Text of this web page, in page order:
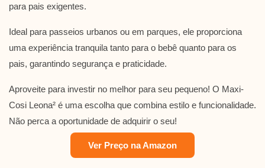
para pais exigentes.
Ideal para passeios urbanos ou em parques, ele proporciona
uma experiência tranquila tanto para o bebê quanto para os
pais, garantindo segurança e praticidade.
Aproveite para investir no melhor para seu pequeno! O Maxi-
Cosi Leona² é uma escolha que combina estilo e funcionalidade.
Não perca a oportunidade de adquirir o seu!
Ver Preço na Amazon